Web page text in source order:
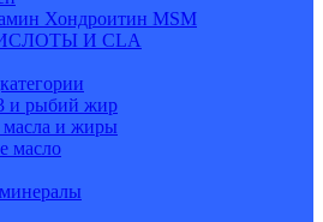
Хондроитин MSM
И CLA
и рыбий жир
масла и жиры
масло